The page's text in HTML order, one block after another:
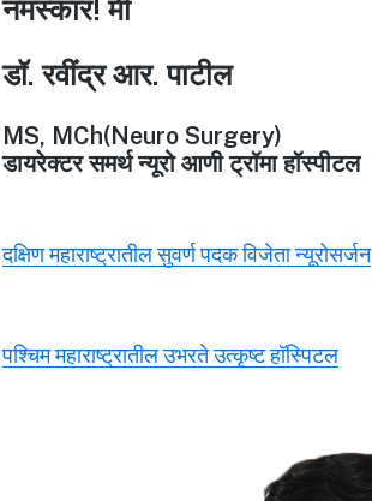
नमस्कार! मी
डॉ. रवींद्र आर. पाटील
MS, MCh(Neuro Surgery)
डायरेक्टर समर्थ न्यूरो आणी ट्रॉमा हॉस्पीटल
दक्षिण महाराष्ट्रातील सुवर्ण पदक विजेता न्यूरोसर्जन
पश्चिम महाराष्ट्रातील उभरते उत्कृष्ट हॉस्पिटल